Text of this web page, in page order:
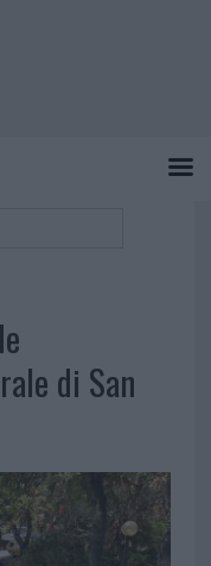
di San